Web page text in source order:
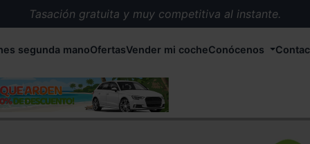
Tasación gratuita y muy competitiva al instante.
Más de 5.000 conductores satisfechos.
Buscamos el coche que tu quieras.
segunda manoOfertasVender mi cocheConócenos